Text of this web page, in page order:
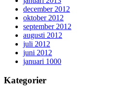
december 2012
oktober 2012
september 2012
augusti 2012
juli 2012
juni 2012
januari 1000
Kategorier